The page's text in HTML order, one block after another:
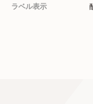
ラベル表示